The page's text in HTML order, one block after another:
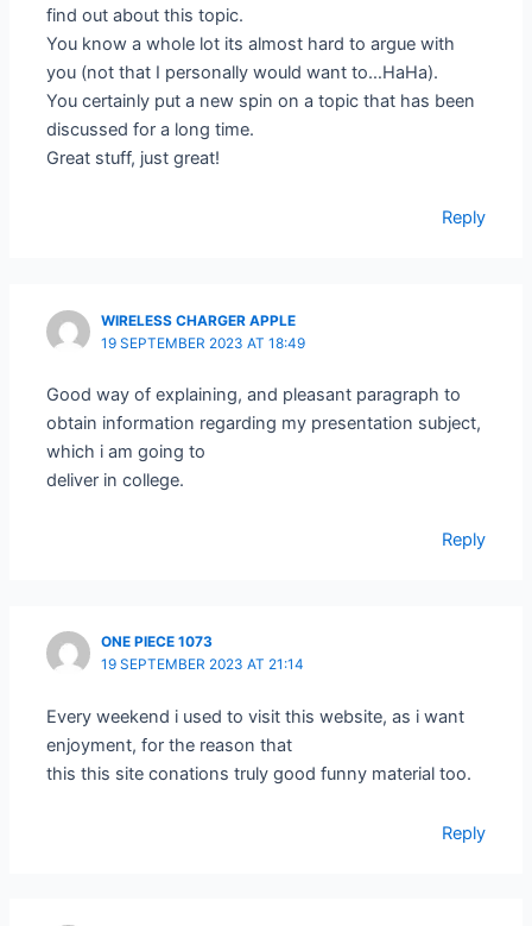
find out about this topic.
You know a whole lot its almost hard to argue with
you (not that I personally would want to…HaHa).
You certainly put a new spin on a topic that has been
discussed for a long time.
Great stuff, just great!
Reply
WIRELESS CHARGER APPLE
19 SEPTEMBER 2023 AT 18:49
Good way of explaining, and pleasant paragraph to
obtain information regarding my presentation subject,
which i am going to
deliver in college.
Reply
ONE PIECE 1073
19 SEPTEMBER 2023 AT 21:14
Every weekend i used to visit this website, as i want
enjoyment, for the reason that
this this site conations truly good funny material too.
Reply